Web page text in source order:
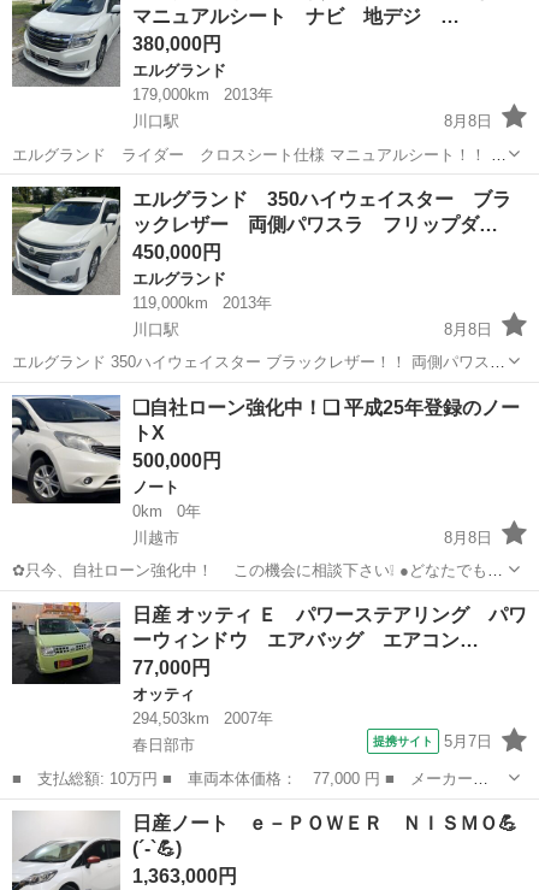
ン：...
マニュアルシート ナビ 地デジ …
380,000円
エルグランド
179,000km
2013年
川口駅
8月8日
エルグランド ライダー クロスシート仕様 マニュアルシート！！ 両
側パワスラ、ETC、バックカメラ、フリップダウンモニター、ライダ
ー純正エアロ、ライダー純正アルミホイール等揃って快適にお乗りい
ただける車両です！！ ...
埼玉 川口市 川口駅 エルグランド
エルグランド 350ハイウェイスター ブラ
ックレザー 両側パワスラ フリップダ…
450,000円
エルグランド
119,000km
2013年
川口駅
8月8日
エルグランド 350ハイウェイスター ブラックレザー！！ 両側パワス
ラ、ナビ、地デジ、ETC、バックカメラ、パワーバックドア等揃って
おり、快適にお乗りいただける車両です！！ ～～～ 外装 ～～～ 中古
車とし...
埼玉 川口市 川口駅 エルグランド
❑自社ローン強化中！❑ 平成25年登録のノー
トX
500,000円
ノート
0km
0年
川越市
8月8日
✿只今、自社ローン強化中！ この機会に相談下さい❕ ●どなたでも自
社ローン対応可能です● ・勤続年数の短い方や自営業
の方 ・パートやアルバイト勤務の主婦の方や派遣社員の方 ・自...
埼玉 川越市 ノート 車両
日産 オッティ Ｅ パワーステアリング パワ
ーウィンドウ エアバッグ エアコン…
77,000円
オッティ
294,503km
2007年
春日部市
提携サイト 5月7日
■ 支払総額: 10万円 ■ 車両本体価格： 77,000 円 ■ メーカー
名： 日産 ■ 車種名： オッティ ■ グレード名： Ｅ パワース
テアリング パワーウィンドウ エアバッグ エアコン 社外ナビ
ＦＭ 純正ＡＷ ４...
埼玉 春日部市 オッティ
日産ノート ｅ－ＰＯＷＥＲ ＮＩＳＭＯ💪
(´-`💪)
1,363,000円